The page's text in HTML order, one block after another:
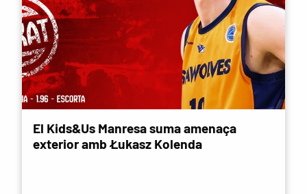
El Kids&Us Manresa suma amenaça
exterior amb Łukasz Kolenda